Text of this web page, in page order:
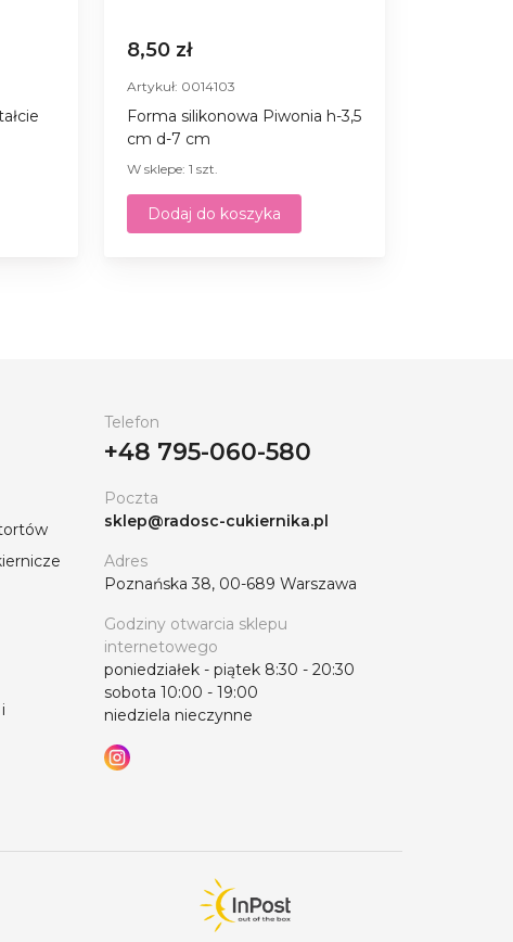
8,50 zł
Artykuł: 0014103
Forma silikonowa Piwonia h-3,5
cm d-7 cm
W sklepe: 1 szt.
Dodaj do koszyka
Telefon
+48 795-060-580
Poczta
sklep@radosc-cukiernika.pl
Adres
Poznańska 38, 00-689 Warszawa
Godziny otwarcia sklepu
internetowego
poniedziałek - piątek 8:30 - 20:30
sobota 10:00 - 19:00
niedziela nieczynne